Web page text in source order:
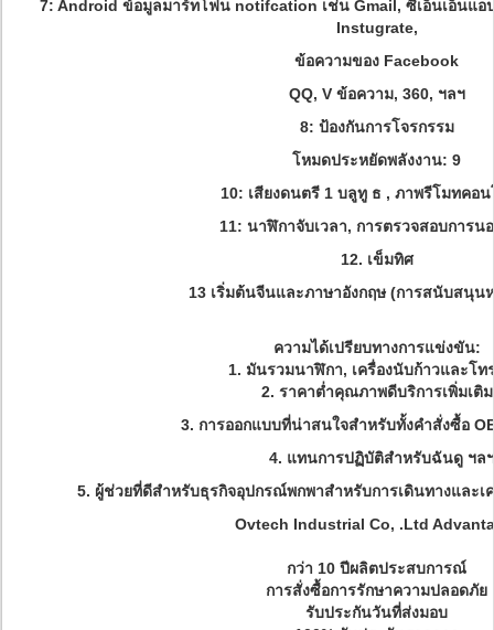
7: Android ข้อมูลมาร์ทโฟน notifcation เช่น Gmail, ซีเอ็นเอ็นแอ
Instugrate,
ข้อความของ Facebook
QQ, V ข้อความ, 360, ฯลฯ
8: ป้องกันการโจรกรรม
โหมดประหยัดพลังงาน: 9
10: เสียงดนตรี 1 บลูทู ธ , ภาพรีโมทคอ
11: นาฬิกาจับเวลา, การตรวจสอบการน
12. เข็มทิศ
13 เริ่มต้นจีนและภาษาอังกฤษ (การสนับสนุน
ความได้เปรียบทางการแข่งขัน:
1. มันรวมนาฬิกา, เครื่องนับก้าวและโท
2. ราคาต่ำคุณภาพดีบริการเพิ่มเติม
3. การออกแบบที่น่าสนใจสำหรับทั้งคำสั่งซื้อ
4. แทนการปฏิบัติสำหรับฉันดู ฯลฯ
5. ผู้ช่วยที่ดีสำหรับธุรกิจอุปกรณ์พกพาสำหรับการเดินทางและเ
Ovtech Industrial Co, .Ltd
กว่า 10 ปีผลิตประสบการณ์
การสั่งซื้อการรักษาความปลอดภัย
รับประกันวันที่ส่งมอบ